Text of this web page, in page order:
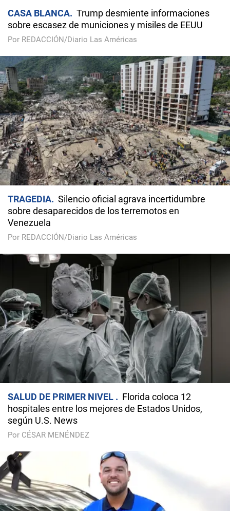
CASA BLANCA
Trump desmiente informaciones
sobre escasez de municiones y misiles de EEUU
Por REDACCIÓN/Diario Las Américas
TRAGEDIA
Silencio oficial agrava incertidumbre
sobre desaparecidos de los terremotos en
Venezuela
Por REDACCIÓN/Diario Las Américas
SALUD DE PRIMER NIVEL
Florida coloca 12
hospitales entre los mejores de Estados Unidos,
según U.S. News
Por CÉSAR MENÉNDEZ